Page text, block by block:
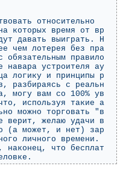
относительно
которых время от вр
давать выиграть. Н
чем лотерея без пра
правило
навара устроителя ау
логику и принципы р
разбираясь с реальн
могу вам со 100% ув
используя такие а
можно торговать "в
верит, желаю удачи в
(а может, и нет) зар
личного времени.
наконец, что бесплат